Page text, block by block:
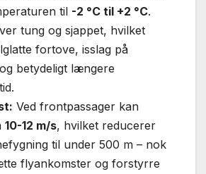
til -2 °C til +2 °C.
tung og sjappet, hvilket
fortove, isslag på
betydeligt længere
Ved frontpassager kan
10-12 m/s, hvilket reducerer
til under 500 m – nok
flyankomster og forstyrre